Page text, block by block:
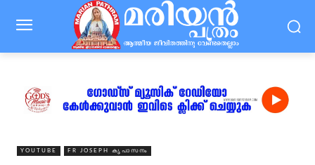
YOUTUBE FR JOSEPH കൃപാസനം